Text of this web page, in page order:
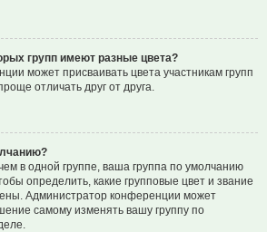
групп имеют разные цвета?
может присваивать цвета участникам групп
отличать друг от друга.
в одной группе, ваша группа по умолчанию
определить, какие групповые цвет и звание
Администратор конференции может
самому изменять вашу группу по